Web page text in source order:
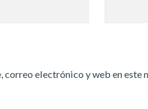
correo electrónico y web en este